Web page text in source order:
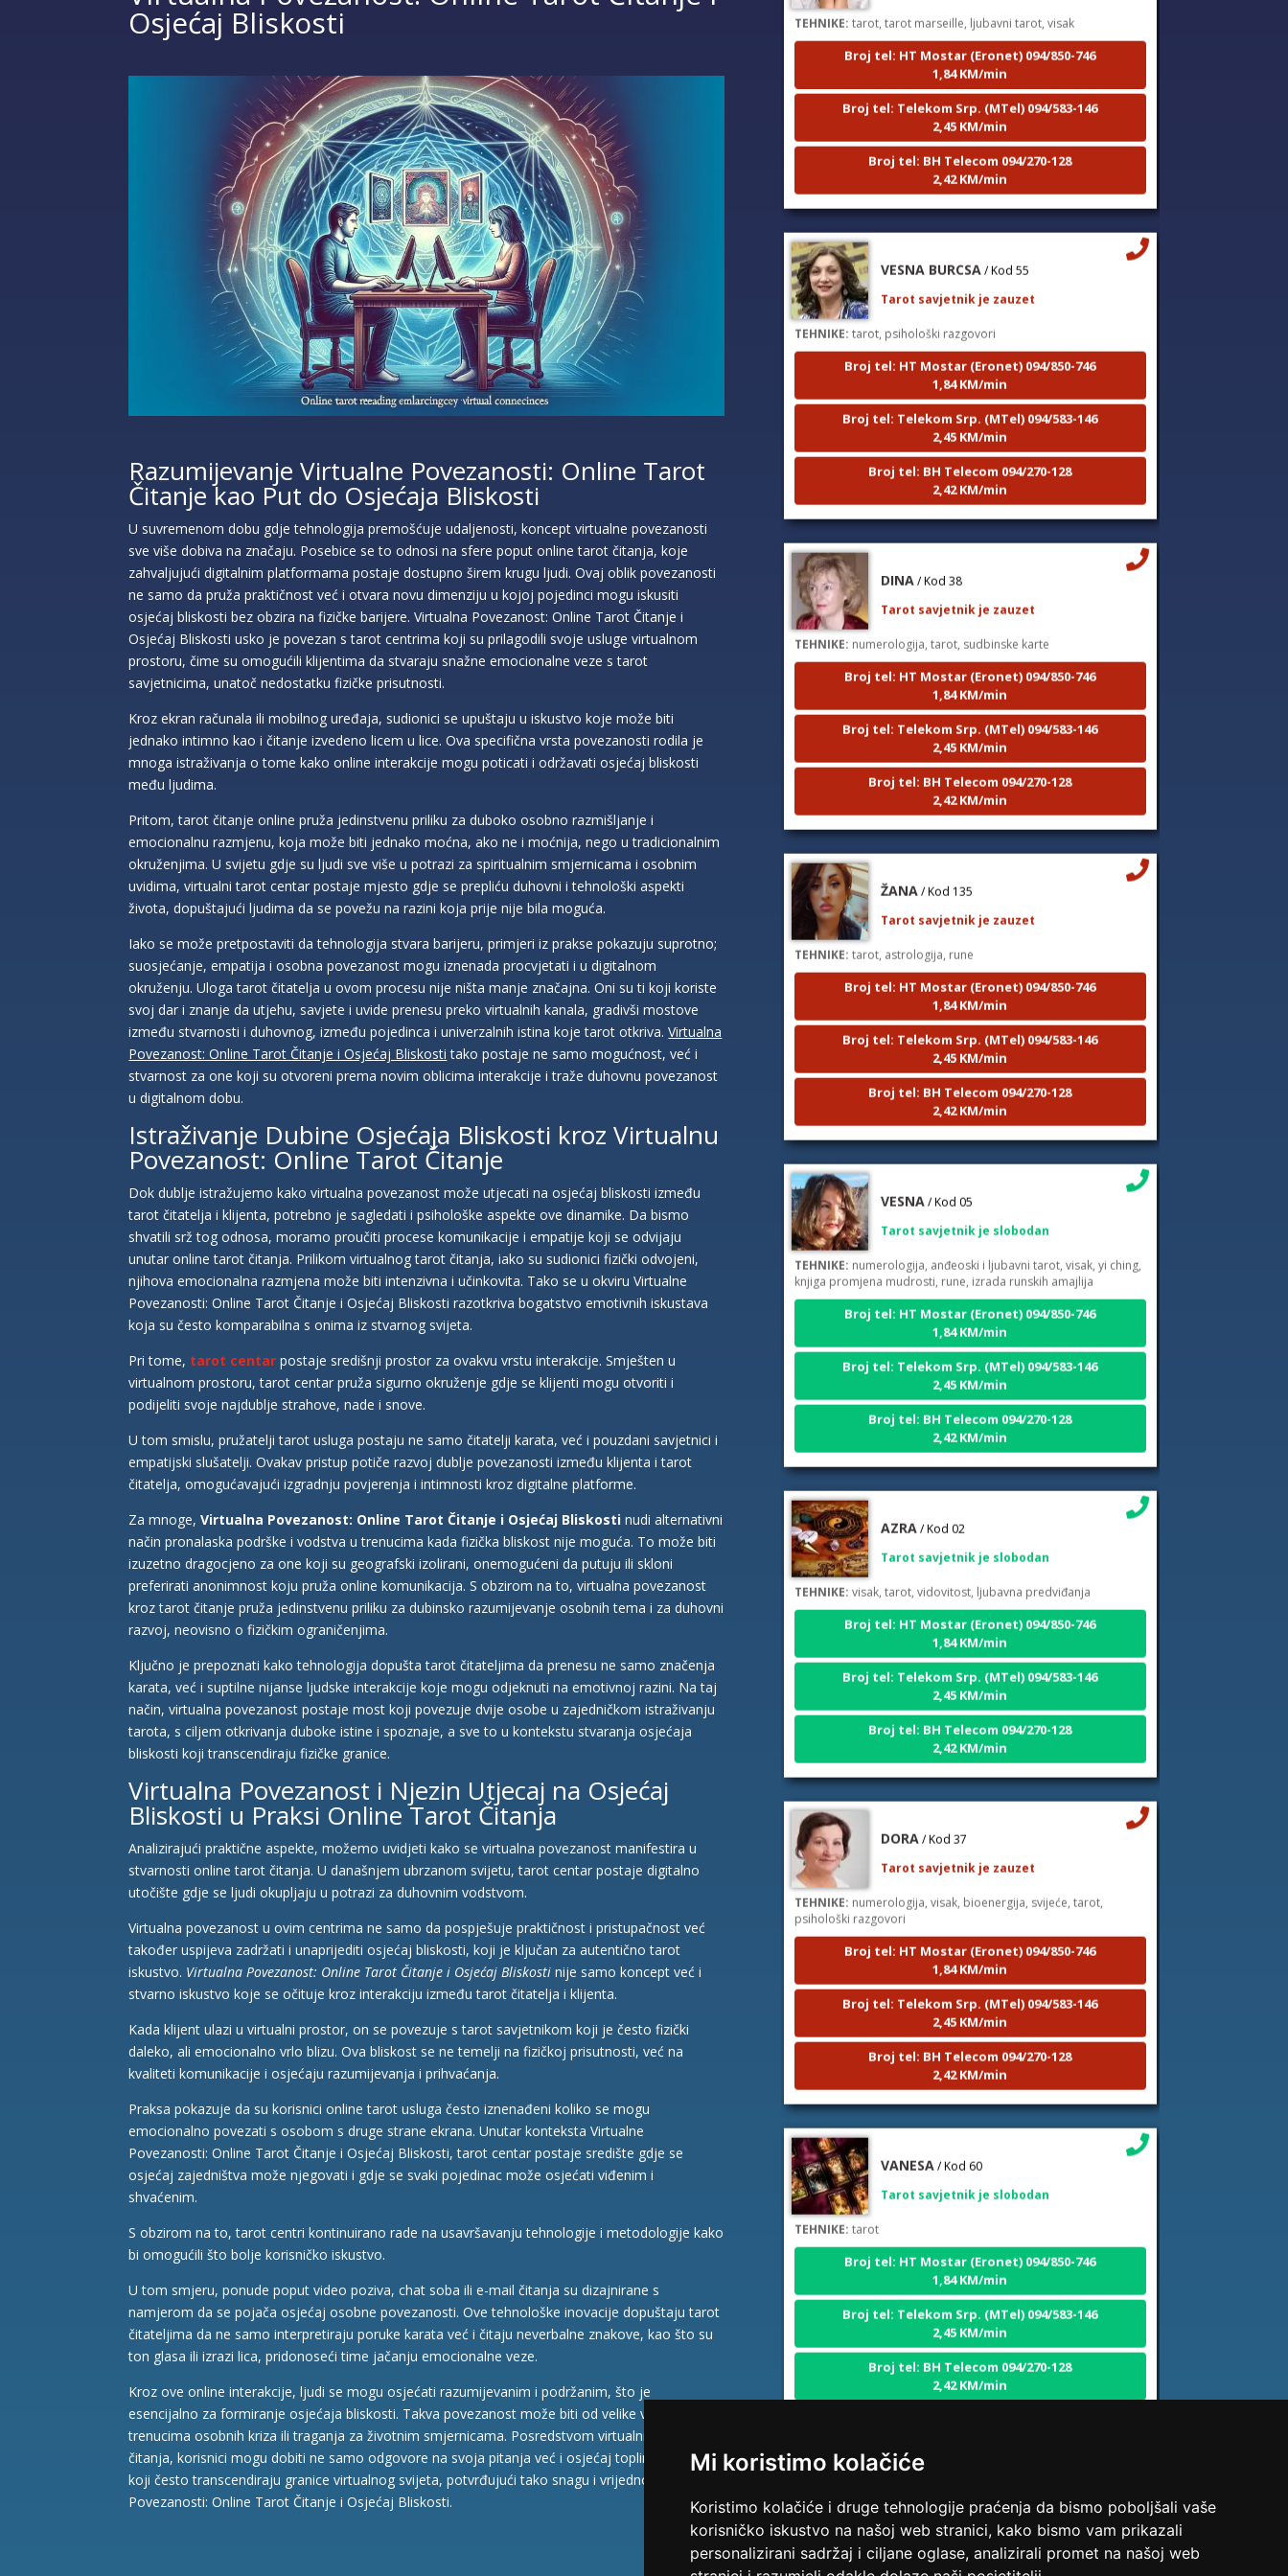
Mi koristimo kolačiće
Koristimo kolačiće i druge tehnologije praćenja da bismo poboljšali vaše
korisničko iskustvo na našoj web stranici, kako bismo vam prikazali
personalizirani sadržaj i ciljane oglase, analizirali promet na našoj web
Osjećaj Bliskosti
Razumijevanje Virtualne Povezanosti: Online Tarot
Čitanje kao Put do Osjećaja Bliskosti
U suvremenom dobu gdje tehnologija premošćuje udaljenosti, koncept virtualne povezanosti
sve više dobiva na značaju. Posebice se to odnosi na sfere poput online tarot čitanja, koje
zahvaljujući digitalnim platformama postaje dostupno širem krugu ljudi. Ovaj oblik povezanosti
ne samo da pruža praktičnost već i otvara novu dimenziju u kojoj pojedinci mogu iskusiti
osjećaj bliskosti bez obzira na fizičke barijere. Virtualna Povezanost: Online Tarot Čitanje i
Osjećaj Bliskosti usko je povezan s tarot centrima koji su prilagodili svoje usluge virtualnom
prostoru, čime su omogućili klijentima da stvaraju snažne emocionalne veze s tarot
savjetnicima, unatoč nedostatku fizičke prisutnosti.
Kroz ekran računala ili mobilnog uređaja, sudionici se upuštaju u iskustvo koje može biti
jednako intimno kao i čitanje izvedeno licem u lice. Ova specifična vrsta povezanosti rodila je
mnoga istraživanja o tome kako online interakcije mogu poticati i održavati osjećaj bliskosti
među ljudima.
Pritom, tarot čitanje online pruža jedinstvenu priliku za duboko osobno razmišljanje i
emocionalnu razmjenu, koja može biti jednako moćna, ako ne i moćnija, nego u tradicionalnim
okruženjima. U svijetu gdje su ljudi sve više u potrazi za spiritualnim smjernicama i osobnim
uvidima, virtualni tarot centar postaje mjesto gdje se prepliću duhovni i tehnološki aspekti
života, dopuštajući ljudima da se povežu na razini koja prije nije bila moguća.
Iako se može pretpostaviti da tehnologija stvara barijeru, primjeri iz prakse pokazuju suprotno;
suosjećanje, empatija i osobna povezanost mogu iznenada procvjetati i u digitalnom
okruženju. Uloga tarot čitatelja u ovom procesu nije ništa manje značajna. Oni su ti koji koriste
svoj dar i znanje da utjehu, savjete i uvide prenesu preko virtualnih kanala, gradivši mostove
između stvarnosti i duhovnog, između pojedinca i univerzalnih istina koje tarot otkriva.Virtualna
Povezanost: Online Tarot Čitanje i Osjećaj Bliskosti tako postaje ne samo mogućnost, već i
stvarnost za one koji su otvoreni prema novim oblicima interakcije i traže duhovnu povezanost
u digitalnom dobu.
Istraživanje Dubine Osjećaja Bliskosti kroz Virtualnu
Povezanost: Online Tarot Čitanje
Dok dublje istražujemo kako virtualna povezanost može utjecati na osjećaj bliskosti između
tarot čitatelja i klijenta, potrebno je sagledati i psihološke aspekte ove dinamike. Da bismo
shvatili srž tog odnosa, moramo proučiti procese komunikacije i empatije koji se odvijaju
unutar online tarot čitanja. Prilikom virtualnog tarot čitanja, iako su sudionici fizički odvojeni,
njihova emocionalna razmjena može biti intenzivna i učinkovita. Tako se u okviru Virtualne
Povezanosti: Online Tarot Čitanje i Osjećaj Bliskosti razotkriva bogatstvo emotivnih iskustava
koja su često komparabilna s onima iz stvarnog svijeta.
Pri tome, tarot centar postaje središnji prostor za ovakvu vrstu interakcije. Smješten u
virtualnom prostoru, tarot centar pruža sigurno okruženje gdje se klijenti mogu otvoriti i
podijeliti svoje najdublje strahove, nade i snove.
U tom smislu, pružatelji tarot usluga postaju ne samo čitatelji karata, već i pouzdani savjetnici i
empatijski slušatelji. Ovakav pristup potiče razvoj dublje povezanosti između klijenta i tarot
čitatelja, omogućavajući izgradnju povjerenja i intimnosti kroz digitalne platforme.
Za mnoge,Virtualna Povezanost: Online Tarot Čitanje i Osjećaj Bliskosti nudi alternativni
način pronalaska podrške i vodstva u trenucima kada fizička bliskost nije moguća. To može biti
izuzetno dragocjeno za one koji su geografski izolirani, onemogućeni da putuju ili skloni
preferirati anonimnost koju pruža online komunikacija. S obzirom na to, virtualna povezanost
kroz tarot čitanje pruža jedinstvenu priliku za dubinsko razumijevanje osobnih tema i za duhovni
razvoj, neovisno o fizičkim ograničenjima.
Ključno je prepoznati kako tehnologija dopušta tarot čitateljima da prenesu ne samo značenja
karata, već i suptilne nijanse ljudske interakcije koje mogu odjeknuti na emotivnoj razini. Na taj
način, virtualna povezanost postaje most koji povezuje dvije osobe u zajedničkom istraživanju
tarota, s ciljem otkrivanja duboke istine i spoznaje, a sve to u kontekstu stvaranja osjećaja
bliskosti koji transcendiraju fizičke granice.
Virtualna Povezanost i Njezin Utjecaj na Osjećaj
Bliskosti u Praksi Online Tarot Čitanja
Analizirajući praktične aspekte, možemo uvidjeti kako se virtualna povezanost manifestira u
stvarnosti online tarot čitanja. U današnjem ubrzanom svijetu, tarot centar postaje digitalno
utočište gdje se ljudi okupljaju u potrazi za duhovnim vodstvom.
Virtualna povezanost u ovim centrima ne samo da pospješuje praktičnost i pristupačnost već
također uspijeva zadržati i unaprijediti osjećaj bliskosti, koji je ključan za autentično tarot
iskustvo. Virtualna Povezanost: Online Tarot Čitanje i Osjećaj Bliskosti nije samo koncept već i
stvarno iskustvo koje se očituje kroz interakciju između tarot čitatelja i klijenta.
Kada klijent ulazi u virtualni prostor, on se povezuje s tarot savjetnikom koji je često fizički
daleko, ali emocionalno vrlo blizu. Ova bliskost se ne temelji na fizičkoj prisutnosti, već na
kvaliteti komunikacije i osjećaju razumijevanja i prihvaćanja.
Praksa pokazuje da su korisnici online tarot usluga često iznenađeni koliko se mogu
emocionalno povezati s osobom s druge strane ekrana. Unutar konteksta Virtualne
Povezanosti: Online Tarot Čitanje i Osjećaj Bliskosti, tarot centar postaje središte gdje se
osjećaj zajedništva može njegovati i gdje se svaki pojedinac može osjećati viđenim i
shvaćenim.
S obzirom na to, tarot centri kontinuirano rade na usavršavanju tehnologije i metodologije kako
bi omogućili što bolje korisničko iskustvo.
U tom smjeru, ponude poput video poziva, chat soba ili e-mail čitanja su dizajnirane s
namjerom da se pojača osjećaj osobne povezanosti. Ove tehnološke inovacije dopuštaju tarot
čitateljima da ne samo interpretiraju poruke karata već i čitaju neverbalne znakove, kao što su
ton glasa ili izrazi lica, pridonoseći time jačanju emocionalne veze.
Kroz ove online interakcije, ljudi se mogu osjećati razumijevanim i podržanim, što je
esencijalno za formiranje osjećaja bliskosti. Takva povezanost može biti od velike važnosti u
trenucima osobnih kriza ili traganja za životnim smjernicama. Posredstvom virtualnih tarot
čitanja, korisnici mogu dobiti ne samo odgovore na svoja pitanja već i osjećaj topline i bliskosti
koji često transcendiraju granice virtualnog svijeta, potvrđujući tako snagu i vrijednost Virtualne
Povezanosti: Online Tarot Čitanje i Osjećaj Bliskosti.
TEHNIKE:tarot, tarot marseille, ljubavni tarot, visak
Broj tel: HT Mostar (Eronet) 094/850-746
1,84 KM/min
Broj tel: Telekom Srp. (MTel) 094/583-146
2,45 KM/min
Broj tel: BH Telecom 094/270-128
2,42 KM/min
Tarot savjetnik je zauzet
TEHNIKE:tarot, psihološki razgovori
Broj tel: HT Mostar (Eronet) 094/850-746
1,84 KM/min
Broj tel: Telekom Srp. (MTel) 094/583-146
2,45 KM/min
Broj tel: BH Telecom 094/270-128
2,42 KM/min
Tarot savjetnik je zauzet
TEHNIKE:numerologija, tarot, sudbinske karte
Broj tel: HT Mostar (Eronet) 094/850-746
1,84 KM/min
Broj tel: Telekom Srp. (MTel) 094/583-146
2,45 KM/min
Broj tel: BH Telecom 094/270-128
2,42 KM/min
Tarot savjetnik je zauzet
TEHNIKE:tarot, astrologija, rune
Broj tel: HT Mostar (Eronet) 094/850-746
1,84 KM/min
Broj tel: Telekom Srp. (MTel) 094/583-146
2,45 KM/min
Broj tel: BH Telecom 094/270-128
2,42 KM/min
Tarot savjetnik je slobodan
TEHNIKE:numerologija, anđeoski i ljubavni tarot, visak, yi ching,
knjiga promjena mudrosti, rune, izrada runskih amajlija
Broj tel: HT Mostar (Eronet) 094/850-746
1,84 KM/min
Broj tel: Telekom Srp. (MTel) 094/583-146
2,45 KM/min
Broj tel: BH Telecom 094/270-128
2,42 KM/min
Tarot savjetnik je slobodan
TEHNIKE:visak, tarot, vidovitost, ljubavna predviđanja
Broj tel: HT Mostar (Eronet) 094/850-746
1,84 KM/min
Broj tel: Telekom Srp. (MTel) 094/583-146
2,45 KM/min
Broj tel: BH Telecom 094/270-128
2,42 KM/min
Tarot savjetnik je zauzet
TEHNIKE:
psihološki razgovori
Broj tel: HT Mostar (Eronet) 094/850-746
1,84 KM/min
Broj tel: Telekom Srp. (MTel) 094/583-146
2,45 KM/min
Broj tel: BH Telecom 094/270-128
2,42 KM/min
Tarot savjetnik je slobodan
TEHNIKE:tarot
1,84 KM/min
Broj tel: Telekom Srp. (MTel) 094/583-146
2,45 KM/min
Broj tel: BH Telecom 094/270-128
2,42 KM/min
ALBA/ Kod 24
tarot, sudbinske karte, crowley, visak, molitve,
podizanje energije
Broj tel: HT Mostar (Eronet) 094/850-746